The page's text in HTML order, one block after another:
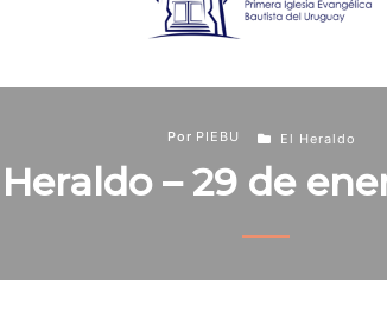
Por PIEBU El Heraldo
– 29 de